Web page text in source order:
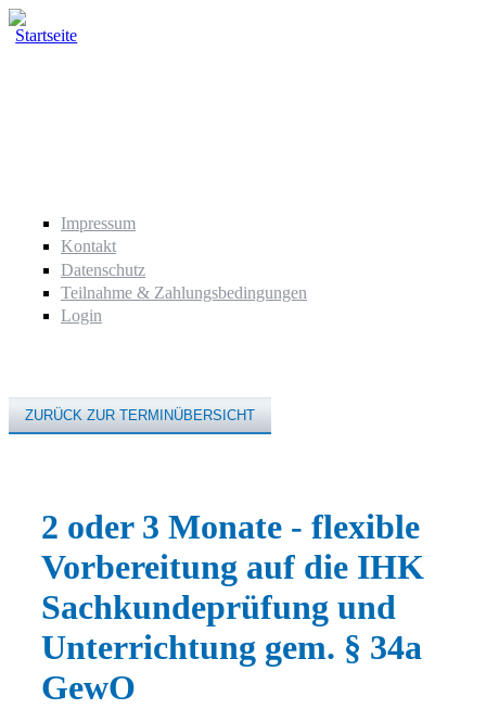
Direkt zum Inhalt
Impressum
Kontakt
Datenschutz
Teilnahme & Zahlungsbedingungen
Login
ZURÜCK ZUR TERMINÜBERSICHT
2 oder 3 Monate - flexible
Vorbereitung auf die IHK
Sachkundeprüfung und
Unterrichtung gem. § 34a
GewO